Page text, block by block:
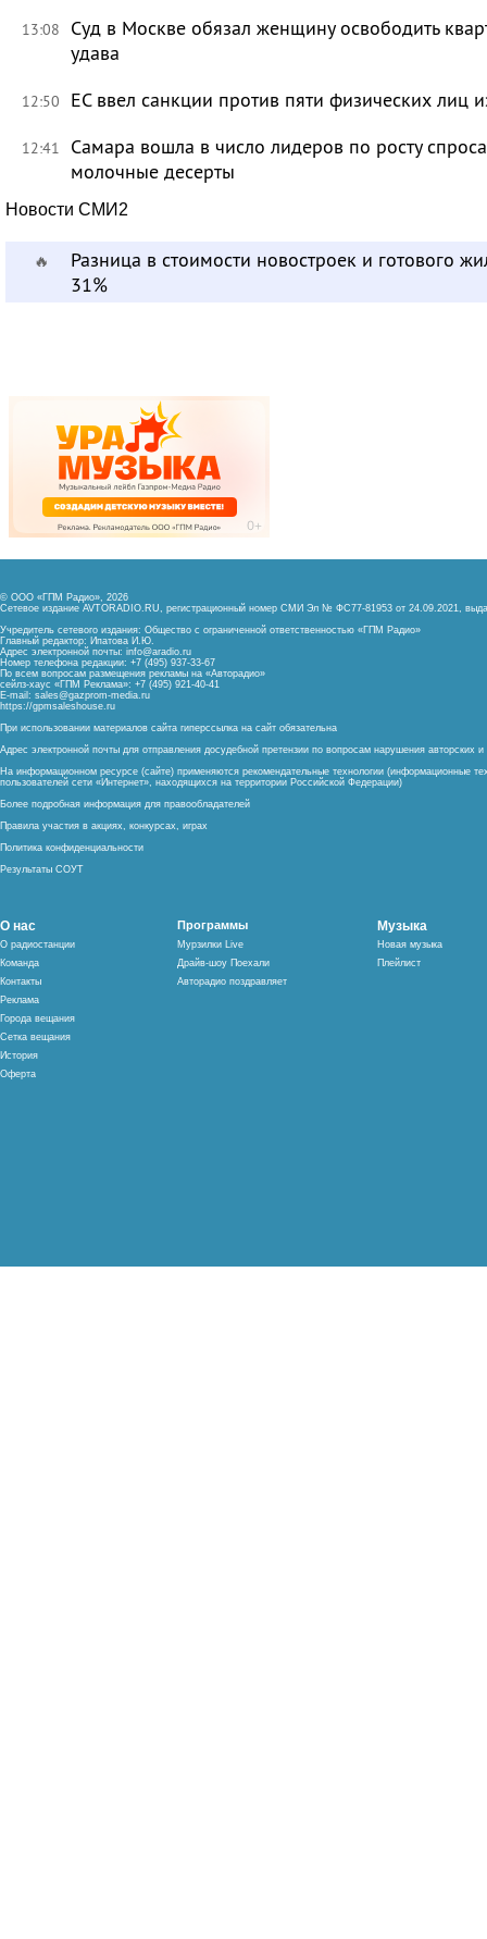
13:08
Суд в Москве обязал женщину освободить
удава
12:50 ЕС ввел санкции против пяти физических лиц
12:41
Самара вошла в число лидеров по росту
молочные десерты
Новости СМИ2
🔥
Разница в стоимости новостроек и готового
31%
© ООО «ГПМ Радио», 2026
Сетевое издание AVTORADIO.RU, регистрационный номер СМИ Эл № ФС77-81953 от 24.09.2021,
Учредитель сетевого издания: Общество с ограниченной ответственностью «ГПМ Радио»
Главный редактор: Ипатова И.Ю.
Адрес электронной почты: info@aradio.ru
Номер телефона редакции: +7 (495) 937-33-67
По всем вопросам размещения рекламы на «Авторадио»
сейлз-хаус «ГПМ Реклама»: +7 (495) 921-40-41
E-mail: sales@gazprom-media.ru
https://gpmsaleshouse.ru
При использовании материалов сайта гиперссылка на сайт обязательна
Адрес электронной почты для отправления досудебной претензии по вопросам нарушения авторских
На информационном ресурсе (сайте) применяются рекомендательные технологии (информационные
пользователей сети «Интернет», находящихся на территории Российской Федерации)
Более подробная информация для правообладателей
Правила участия в акциях, конкурсах, играх
Политика конфиденциальности
Результаты СОУТ
О нас
О радиостанции
Команда
Контакты
Реклама
Города вещания
Сетка вещания
История
Оферта
Программы
Мурзилки Live
Драйв-шоу Поехали
Авторадио поздравляет
Музыка
Новая музыка
Плейлист